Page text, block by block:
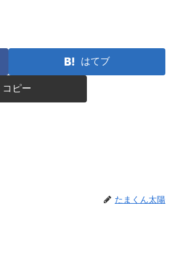
はてブ
コピー
たまくん太陽